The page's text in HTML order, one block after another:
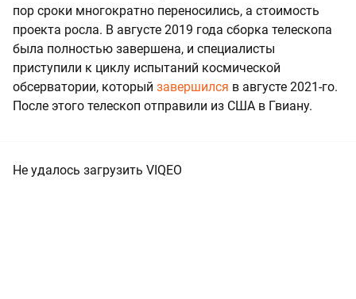
пор сроки многократно переносились, а стоимость
проекта росла. В августе 2019 года сборка телескопа
была полностью завершена, и специалисты
приступили к циклу испытаний космической
обсерватории, который завершился в августе 2021-го.
После этого телескоп отправили из США в Гвиану.
Не удалось загрузить VIQEO